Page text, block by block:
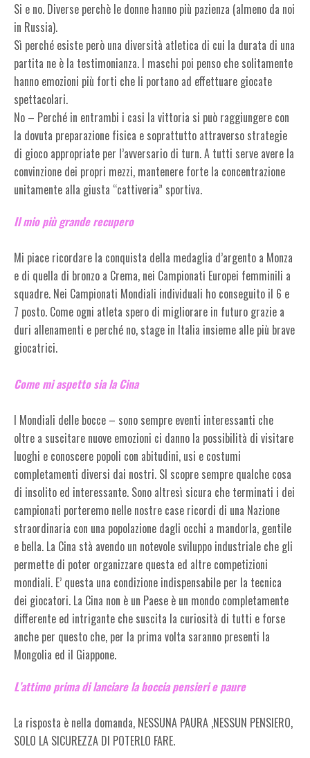
Si e no. Diverse perchè le donne hanno più pazienza (almeno da noi
in Russia).
Sì perché esiste però una diversità atletica di cui la durata di una
partita ne è la testimonianza. I maschi poi penso che solitamente
hanno emozioni più forti che li portano ad effettuare giocate
spettacolari.
No – Perché in entrambi i casi la vittoria si può raggiungere con
la dovuta preparazione fisica e soprattutto attraverso strategie
di gioco appropriate per l’avversario di turn. A tutti serve avere la
convinzione dei propri mezzi, mantenere forte la concentrazione
unitamente alla giusta “cattiveria” sportiva.
Il mio più grande recupero
Mi piace ricordare la conquista della medaglia d’argento a Monza
e di quella di bronzo a Crema, nei Campionati Europei femminili a
squadre. Nei Campionati Mondiali individuali ho conseguito il 6 e
7 posto. Come ogni atleta spero di migliorare in futuro grazie a
duri allenamenti e perché no, stage in Italia insieme alle più brave
giocatrici.
Come mi aspetto sia la Cina
I Mondiali delle bocce – sono sempre eventi interessanti che
oltre a suscitare nuove emozioni ci danno la possibilità di visitare
luoghi e conoscere popoli con abitudini, usi e costumi
completamenti diversi dai nostri. SI scopre sempre qualche cosa
di insolito ed interessante. Sono altresì sicura che terminati i dei
campionati porteremo nelle nostre case ricordi di una Nazione
straordinaria con una popolazione dagli occhi a mandorla, gentile
e bella. La Cina stà avendo un notevole sviluppo industriale che gli
permette di poter organizzare questa ed altre competizioni
mondiali. E’ questa una condizione indispensabile per la tecnica
dei giocatori. La Cina non è un Paese è un mondo completamente
differente ed intrigante che suscita la curiosità di tutti e forse
anche per questo che, per la prima volta saranno presenti la
Mongolia ed il Giappone.
L’attimo prima di lanciare la boccia pensieri e paure
La risposta è nella domanda, NESSUNA PAURA ,NESSUN PENSIERO,
SOLO LA SICUREZZA DI POTERLO FARE.